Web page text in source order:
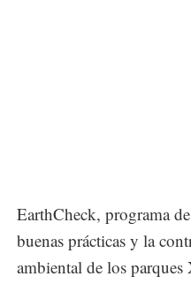
EarthCheck, programa
buenas prácticas y la
ambiental de los